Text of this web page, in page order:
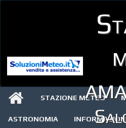
STAZIONE METEO
ASTRONOMIA